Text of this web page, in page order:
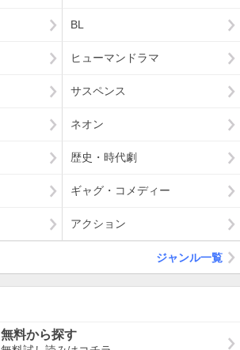
BL
ヒューマンドラマ
サスペンス
ネオン
歴史・時代劇
ギャグ・コメディー
アクション
ジャンル一覧
無料から探す